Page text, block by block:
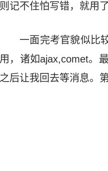
则记不住怕写错，就用
一面完考官貌似比
用，诸如ajax,comet。
之后让我回去等消息。